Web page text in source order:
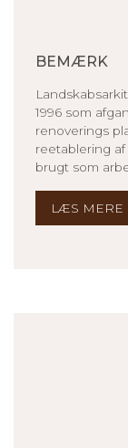
BEMÆRK
1996 som
renoverings
reetablering
brugt som
LÆS MERE